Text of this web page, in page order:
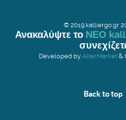
© 2019.kalliergo.gr
Ανακαλύψτε το ΝΕΟ
Developed by AlterMarket&
Back to top